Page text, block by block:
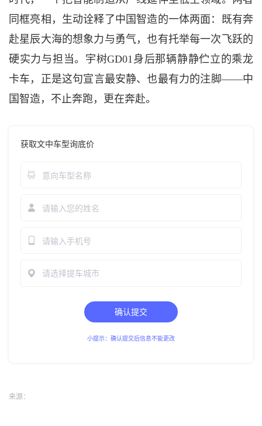
同框亮相，生动诠释了中国智造的一体两面：既有奔
赴星辰大海的想象力与勇气，也有托举每一次飞跃的
硬实力与担当。宇树GD01身后那辆静静伫立的乘龙
卡车，正是这句宣言最安静、也最有力的注脚——中
国智造，不止奔跑，更在奔赴。
获取文中车型询底价
请选择提车城市
确认提交
小提示：确认提交后信息不能更改
来源：